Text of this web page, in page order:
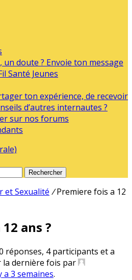
un doute ? Envoie ton message
Santé Jeunes
ton expérience, de recevoir
d’autres internautes ?
sur nos forums
Rechercher
et Sexualité / Premiere fois a 12
ans ?
réponses, 4 participants et a
dernière fois par
a 3 semaines.